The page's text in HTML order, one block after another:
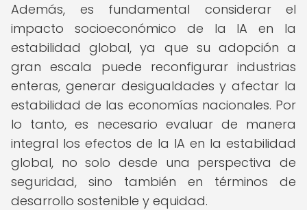
Además, es fundamental considerar el
impacto socioeconómico de la IA en la
estabilidad global, ya que su adopción a
gran escala puede reconfigurar industrias
enteras, generar desigualdades y afectar la
estabilidad de las economías nacionales. Por
lo tanto, es necesario evaluar de manera
integral los efectos de la IA en la estabilidad
global, no solo desde una perspectiva de
seguridad, sino también en términos de
desarrollo sostenible y equidad.